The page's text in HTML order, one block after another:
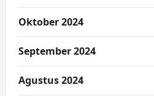
Oktober 2024
September 2024
Agustus 2024